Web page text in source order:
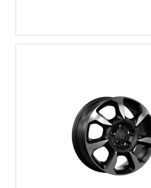
GSM12
Black Polished Matt
16″ / 18″
Fiat Ducato, ab BJ 2006
Iveco Daily, BJ 2000–2006